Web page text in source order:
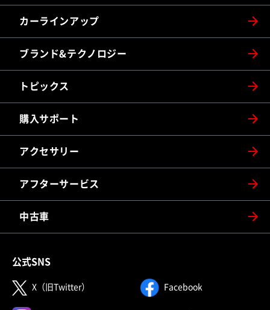
カーラインアップ
ブランド&テクノロジー
トピックス
購入サポート
アクセサリー
アフターサービス
中古車
公式SNS
X（旧Twitter） （別ウィンドウで開く）Facebook（別ウィンドウ